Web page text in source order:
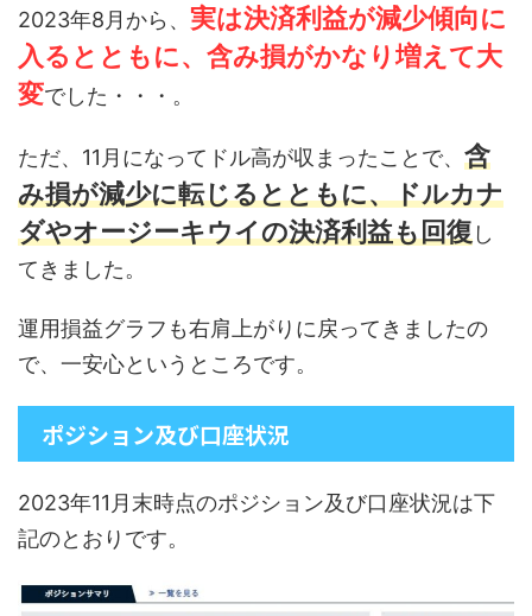
2023年8月から、 実は決済利益が減少傾向に
入るとともに、含み損がかなり増えて大
変でした・・・。
ただ、11月になってドル高が収まったことで、 含
み損が減少に転じるとともに、ドルカナ
ダやオージーキウイの決済利益も回復し
てきました。
運用損益グラフも右肩上がりに戻ってきましたの
で、一安心というところです。
ポジション及び口座状況
2023年11月末時点のポジション及び口座状況は下
記のとおりです。